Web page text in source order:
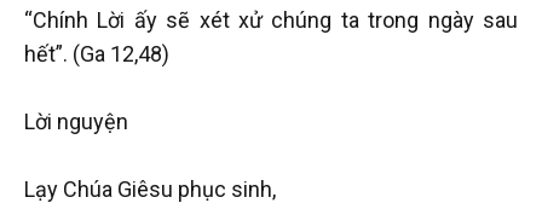
“Chính Lời ấy sẽ xét xử chúng ta trong ngày sau
hết”. (Ga 12,48)
Lời nguyện
Lạy Chúa Giêsu phục sinh,